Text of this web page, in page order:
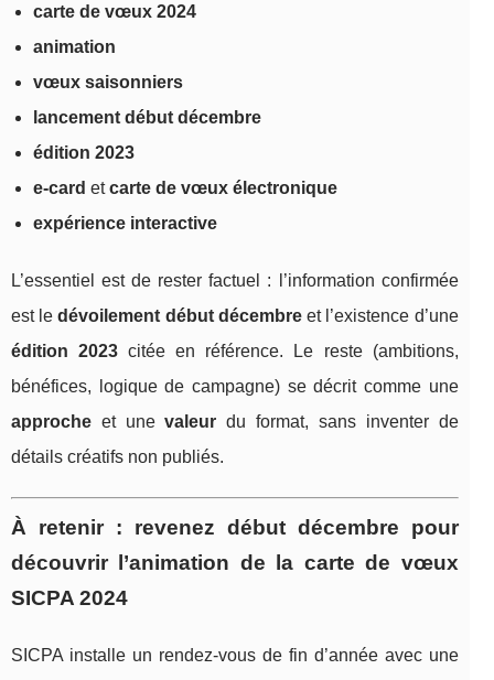
carte de vœux 2024
animation
vœux saisonniers
lancement début décembre
édition 2023
e-card etcarte de vœux électronique
expérience interactive
L’essentiel est de rester factuel : l’information confirmée
est ledévoilement début décembreet l’existence d’une
édition 2023 citée en référence. Le reste (ambitions,
bénéfices, logique de campagne) se décrit comme une
approche et unevaleur du format, sans inventer de
détails créatifs non publiés.
À retenir : revenez début décembre pour
découvrir l’animation de la carte de vœux
SICPA 2024
SICPA installe un rendez-vous de fin d’année avec une